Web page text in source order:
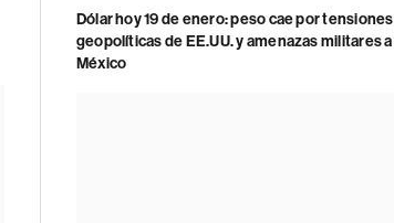
Dólar hoy 19 de enero: peso cae por tensiones
geopolíticas de EE.UU. y amenazas militares a
México